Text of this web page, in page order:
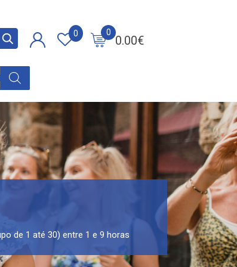
0.00€
0
0
de 1 até 30) entre 1 e 9 horas